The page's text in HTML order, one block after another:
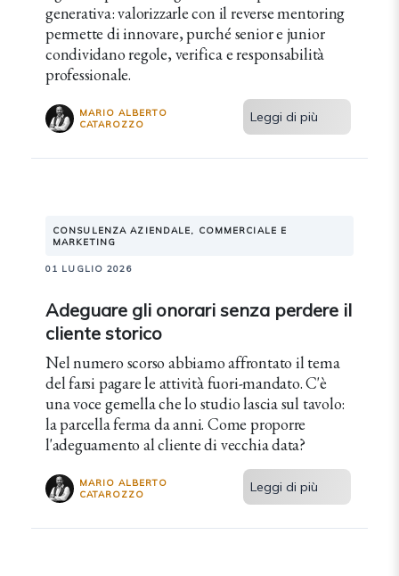
generativa: valorizzarle con il reverse mentoring
permette di innovare, purché senior e junior
condividano regole, verifica e responsabilità
professionale.
MARIO ALBERTO
CATAROZZO
Leggi di più
CONSULENZA AZIENDALE, COMMERCIALE E
MARKETING
01 LUGLIO 2026
Adeguare gli onorari senza perdere il
cliente storico
Nel numero scorso abbiamo affrontato il tema
del farsi pagare le attività fuori-mandato. C'è
una voce gemella che lo studio lascia sul tavolo:
la parcella ferma da anni. Come proporre
l'adeguamento al cliente di vecchia data?
MARIO ALBERTO
CATAROZZO
Leggi di più